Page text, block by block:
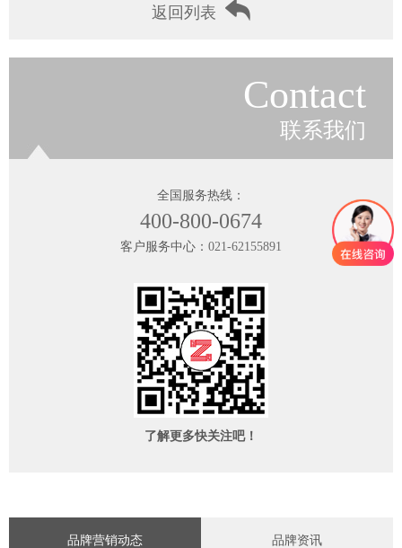
返回列表
Contact
联系我们
全国服务热线：
400-800-0674
客户服务中心： 021-62155891
了解更多快关注吧！
品牌营销动态 品牌资讯